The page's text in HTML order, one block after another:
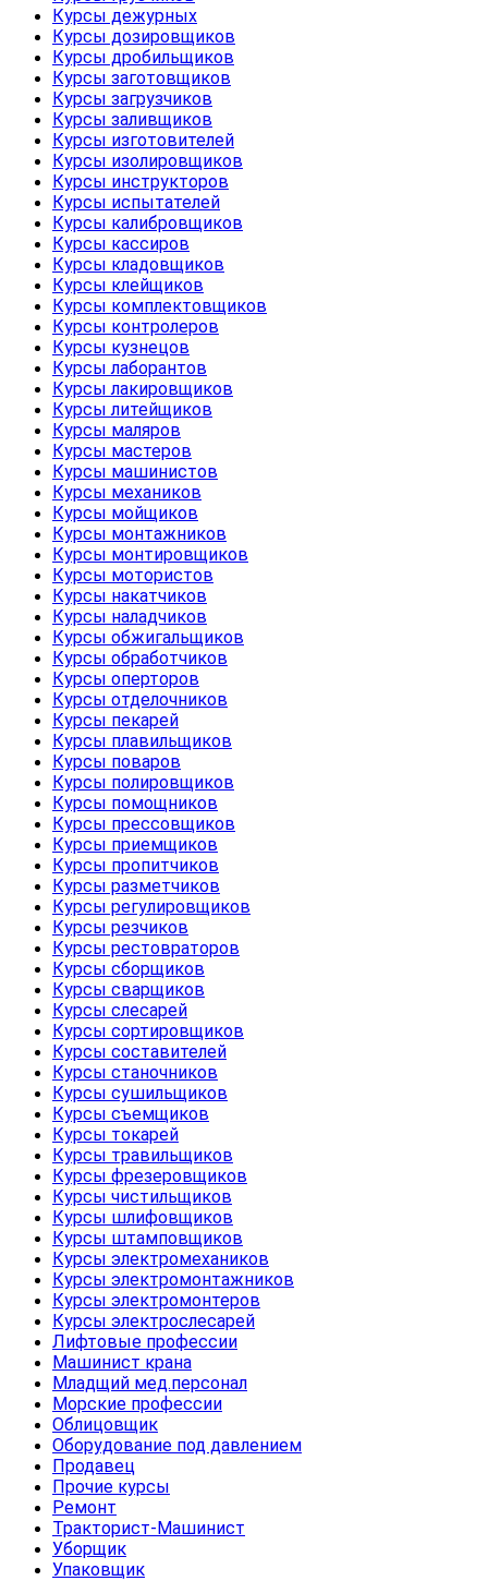
Курсы дежурных
Курсы дозировщиков
Курсы дробильщиков
Курсы заготовщиков
Курсы загрузчиков
Курсы заливщиков
Курсы изготовителей
Курсы изолировщиков
Курсы инструкторов
Курсы испытателей
Курсы калибровщиков
Курсы кассиров
Курсы кладовщиков
Курсы клейщиков
Курсы комплектовщиков
Курсы контролеров
Курсы кузнецов
Курсы лаборантов
Курсы лакировщиков
Курсы литейщиков
Курсы маляров
Курсы мастеров
Курсы машинистов
Курсы механиков
Курсы мойщиков
Курсы монтажников
Курсы монтировщиков
Курсы мотористов
Курсы накатчиков
Курсы наладчиков
Курсы обжигальщиков
Курсы обработчиков
Курсы оперторов
Курсы отделочников
Курсы пекарей
Курсы плавильщиков
Курсы поваров
Курсы полировщиков
Курсы помощников
Курсы прессовщиков
Курсы приемщиков
Курсы пропитчиков
Курсы разметчиков
Курсы регулировщиков
Курсы резчиков
Курсы рестовраторов
Курсы сборщиков
Курсы сварщиков
Курсы слесарей
Курсы сортировщиков
Курсы составителей
Курсы станочников
Курсы сушильщиков
Курсы съемщиков
Курсы токарей
Курсы травильщиков
Курсы фрезеровщиков
Курсы чистильщиков
Курсы шлифовщиков
Курсы штамповщиков
Курсы электромехаников
Курсы электромонтажников
Курсы электромонтеров
Курсы электрослесарей
Лифтовые профессии
Машинист крана
Младщий мед.персонал
Морские профессии
Облицовщик
Оборудование под давлением
Продавец
Прочие курсы
Ремонт
Тракторист-Машинист
Уборщик
Упаковщик